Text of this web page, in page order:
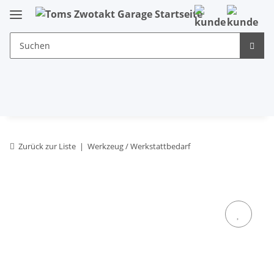
Zurück zur Liste Werkzeug / Werkstattbedarf